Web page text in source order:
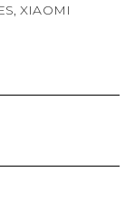
,XIAOMI